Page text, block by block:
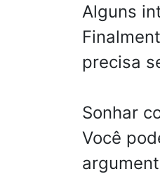
Alguns
precisa
Sonhar
Você